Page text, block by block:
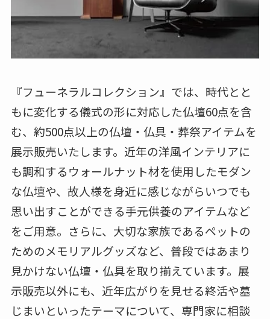
『フューネラルコレクション』では、時代とと
もに変化する儀式の形に対応した仏壇60点を含
む、約500点以上の仏壇・仏具・葬祭アイテムを
展示販売いたします。近年の洋風インテリアに
も調和するウォールナット材を使用したモダン
な仏壇や、故人様を身近に感じながらいつでも
思い出すことができる手元供養のアイテムなど
をご用意。さらに、大切な家族であるペットの
ためのメモリアルグッズなど、普段ではあまり
見かけない仏壇・仏具を取り揃えています。展
示販売以外にも、近年広がりを見せる終活や墓
じまいといったテーマについて、専門家に相談